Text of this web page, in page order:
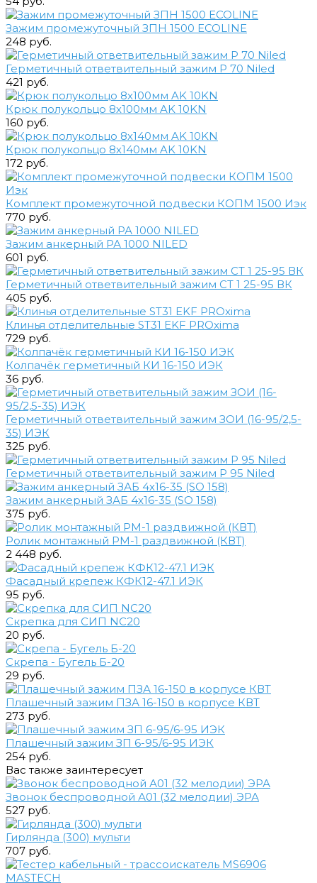
Зажим промежуточный ЗПН 1500 ECOLINE
248 руб.
Герметичный ответвительный зажим P 70 Niled
421 руб.
Крюк полукольцо 8х100мм AK 10KN
160 руб.
Крюк полукольцо 8х140мм AK 10KN
172 руб.
Комплект промежуточной подвески КОПМ 1500 Иэк
770 руб.
Зажим анкерный РА 1000 NILED
601 руб.
Герметичный ответвительный зажим СТ 1 25-95 ВК
405 руб.
Клинья отделительные ST31 EKF PROxima
729 руб.
Колпачёк герметичный КИ 16-150 ИЭК
36 руб.
Герметичный ответвительный зажим ЗОИ (16-95/2,5-
35) ИЭК
325 руб.
Герметичный ответвительный зажим P 95 Niled
Зажим анкерный ЗАБ 4х16-35 (SO 158)
375 руб.
Ролик монтажный РМ-1 раздвижной (КВТ)
2 448 руб.
Фасадный крепеж КФК12-47.1 ИЭК
95 руб.
Скрепка для СИП NC20
20 руб.
Скрепа - Бугель Б-20
29 руб.
Плашечный зажим ПЗА 16-150 в корпусе КВТ
273 руб.
Плашечный зажим ЗП 6-95/6-95 ИЭК
254 руб.
Вас также заинтересует
Звонок беспроводной А01 (32 мелодии) ЭРА
527 руб.
Гирлянда (300) мульти
707 руб.